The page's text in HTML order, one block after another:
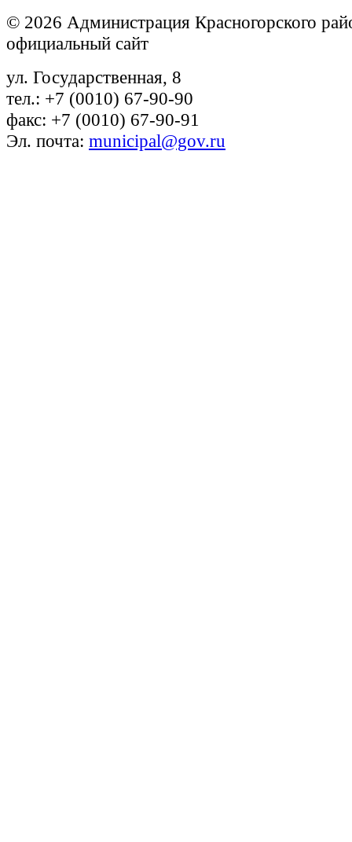
© 2026 Администрация Красногорского
официальный сайт
ул. Государственная, 8
тел.: +7 (0010) 67-90-90
факс: +7 (0010) 67-90-91
Эл. почта: municipal@gov.ru